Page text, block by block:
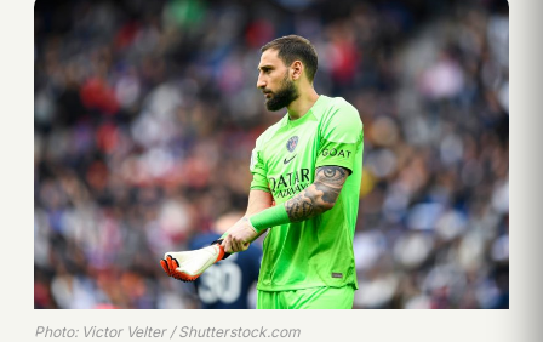
Photo: Victor Velter / Shutterstock.com